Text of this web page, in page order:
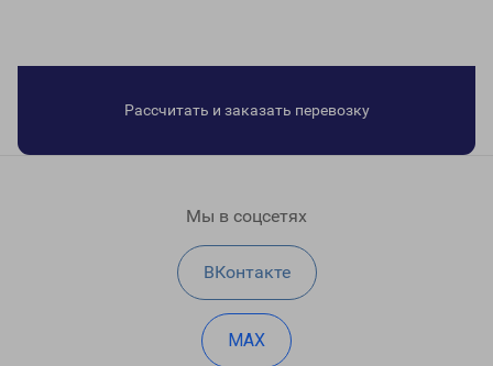
Рассчитать и заказать перевозку
Мы в соцсетях
ВКонтакте
MAX